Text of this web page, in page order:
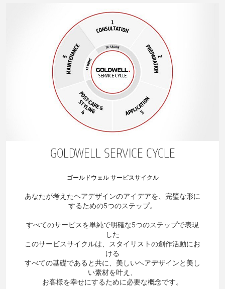
GOLDWELL SERVICE CYCLE
ゴールドウェル サービスサイクル
あなたが考えたヘアデザインのアイデアを、完璧な形に
するための5つのステップ。
すべてのサービスを単純で明確な5つのステップで表現
した
このサービスサイクルは、スタイリストの創作活動にお
ける
すべての基礎であると共に、美しいヘアデザインと美し
い素材を叶え、
お客様を幸せにするために必要な概念です。